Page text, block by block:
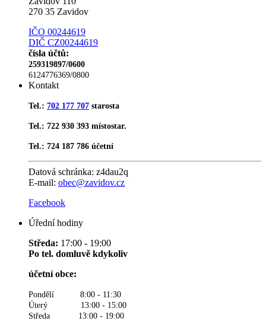
270 35 Zavidov
IČO 00244619
DIČ CZ00244619
čísla účtů:
259319897/0600
6124776369/0800
Kontakt
Tel.: 702 177 707 starosta
Tel.: 722 930 393 místostar.
Tel.: 724 187 786 účetní
Datová schránka: z4dau2q
E-mail: obec@zavidov.cz
Facebook
Úřední hodiny
Středa: 17:00 - 19:00
Po tel. domluvě kdykoliv
účetní obce:
Pondělí 8:00 - 11:30
Úterý 13:00 - 15:00
Středa 13:00 - 19:00